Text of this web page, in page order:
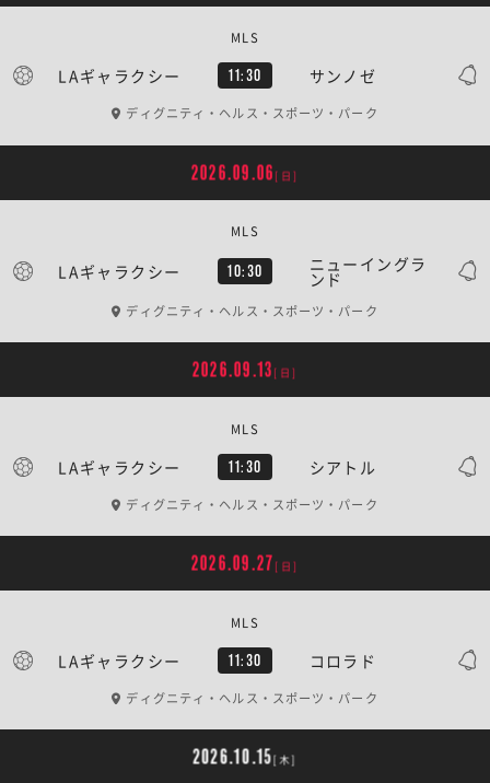
LAギャラクシー 11:30 サンノゼ
MLS
ディグニティ・ヘルス・スポーツ・パーク
2026.09.06 [日]
LAギャラクシー 10:30 ニューイングラ
ンド
MLS
ディグニティ・ヘルス・スポーツ・パーク
2026.09.13 [日]
LAギャラクシー 11:30 シアトル
MLS
ディグニティ・ヘルス・スポーツ・パーク
2026.09.27 [日]
LAギャラクシー 11:30 コロラド
MLS
ディグニティ・ヘルス・スポーツ・パーク
2026.10.15[木]